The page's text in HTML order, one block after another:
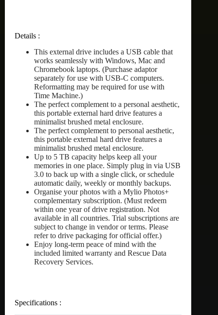
Details :
This external drive includes a USB cable that
works seamlessly with Windows, Mac and
Chromebook laptops. (Purchase adaptor
separately for use with USB-C computers.
Reformatting may be required for use with
Time Machine.)
The perfect complement to a personal aesthetic,
this portable external hard drive features a
minimalist brushed metal enclosure.
The perfect complement to personal aesthetic,
this portable external hard drive features a
minimalist brushed metal enclosure.
Up to 5 TB capacity helps keep all your
memories in one place. Simply plug in via USB
3.0 to back up with a single click, or schedule
automatic daily, weekly or monthly backups.
Organise your photos with a Mylio Photos+
complementary subscription. (Must redeem
within one year of drive registration. Not
available in all countries. Trial subscriptions are
subject to change in vendor or terms. Please
refer to drive packaging for official offer.)
Enjoy long-term peace of mind with the
included limited warranty and Rescue Data
Recovery Services.
Specifications :